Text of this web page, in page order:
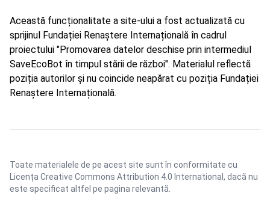
Această funcționalitate a site-ului a fost actualizată cu
sprijinul Fundației Renaștere Internațională în cadrul
proiectului "Promovarea datelor deschise prin intermediul
SaveEcoBot în timpul stării de război". Materialul reflectă
poziția autorilor și nu coincide neapărat cu poziția Fundației
Renaștere Internațională.
Toate materialele de pe acest site sunt în conformitate cu
Licența Creative Commons Attribution 4.0 International , dacă nu
este specificat altfel pe pagina relevantă.